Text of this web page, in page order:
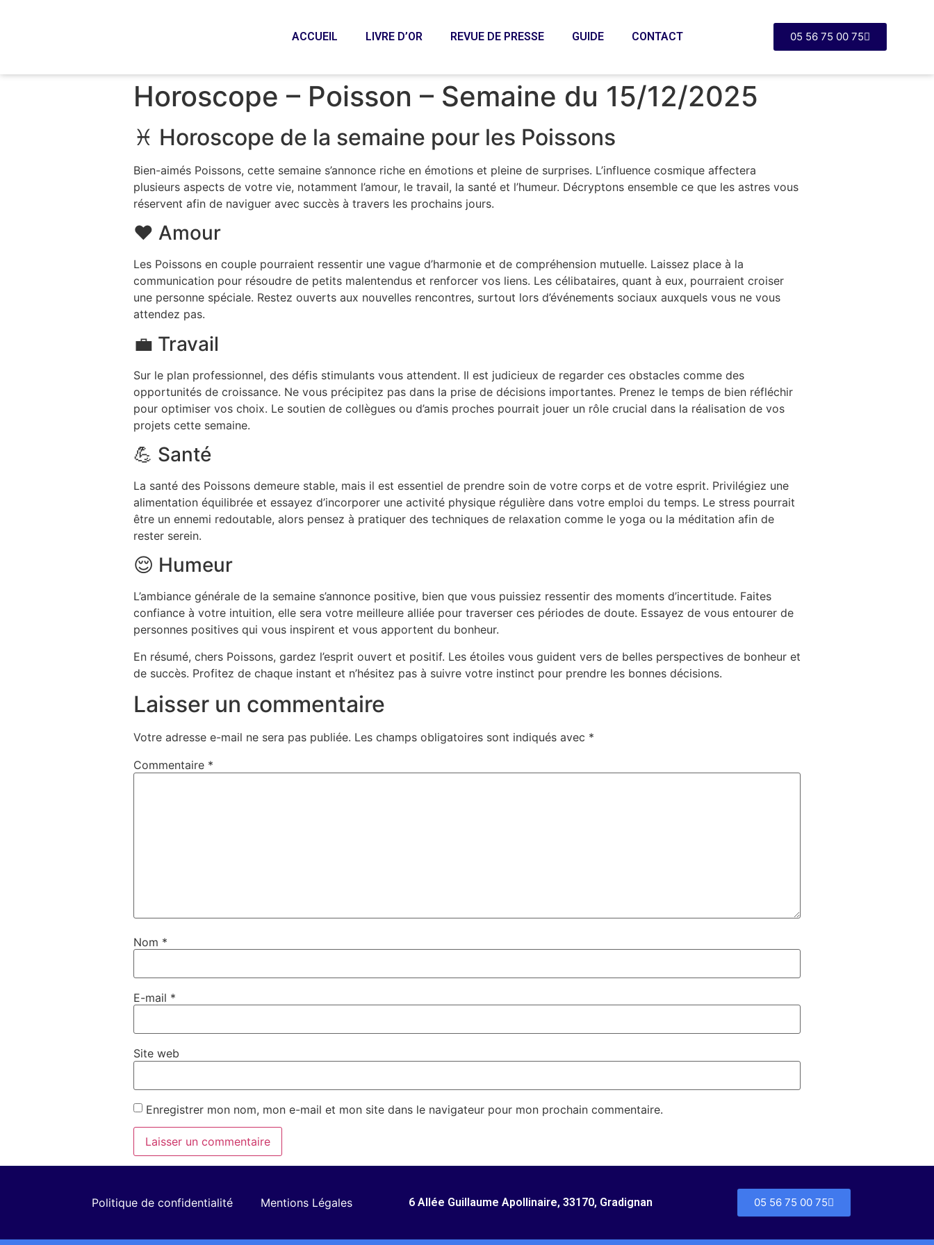
ACCUEIL LIVRE D’OR REVUE DE PRESSE GUIDE CONTACT 05 56 75 00 75
Horoscope – Poisson – Semaine du 15/12/2025
♓ Horoscope de la semaine pour les Poissons
Bien-aimés Poissons, cette semaine s’annonce riche en émotions et pleine de surprises. L’influence cosmique affectera
plusieurs aspects de votre vie, notamment l’amour, le travail, la santé et l’humeur. Décryptons ensemble ce que les astres vous
réservent afin de naviguer avec succès à travers les prochains jours.
❤️ Amour
Les Poissons en couple pourraient ressentir une vague d’harmonie et de compréhension mutuelle. Laissez place à la
communication pour résoudre de petits malentendus et renforcer vos liens. Les célibataires, quant à eux, pourraient croiser
une personne spéciale. Restez ouverts aux nouvelles rencontres, surtout lors d’événements sociaux auxquels vous ne vous
attendez pas.
💼 Travail
Sur le plan professionnel, des défis stimulants vous attendent. Il est judicieux de regarder ces obstacles comme des
opportunités de croissance. Ne vous précipitez pas dans la prise de décisions importantes. Prenez le temps de bien réfléchir
pour optimiser vos choix. Le soutien de collègues ou d’amis proches pourrait jouer un rôle crucial dans la réalisation de vos
projets cette semaine.
💪 Santé
La santé des Poissons demeure stable, mais il est essentiel de prendre soin de votre corps et de votre esprit. Privilégiez une
alimentation équilibrée et essayez d’incorporer une activité physique régulière dans votre emploi du temps. Le stress pourrait
être un ennemi redoutable, alors pensez à pratiquer des techniques de relaxation comme le yoga ou la méditation afin de
rester serein.
😌 Humeur
L’ambiance générale de la semaine s’annonce positive, bien que vous puissiez ressentir des moments d’incertitude. Faites
confiance à votre intuition, elle sera votre meilleure alliée pour traverser ces périodes de doute. Essayez de vous entourer de
personnes positives qui vous inspirent et vous apportent du bonheur.
En résumé, chers Poissons, gardez l’esprit ouvert et positif. Les étoiles vous guident vers de belles perspectives de bonheur et
de succès. Profitez de chaque instant et n’hésitez pas à suivre votre instinct pour prendre les bonnes décisions.
Laisser un commentaire
Votre adresse e-mail ne sera pas publiée. Les champs obligatoires sont indiqués avec *
Commentaire *
Nom *
E-mail *
Site web
Enregistrer mon nom, mon e-mail et mon site dans le navigateur pour mon prochain commentaire.
Politique de confidentialité Mentions Légales 6 Allée Guillaume Apollinaire, 33170, Gradignan 05 56 75 00 75